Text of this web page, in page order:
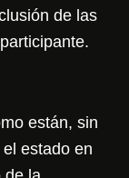
de las
están, sin
estado en